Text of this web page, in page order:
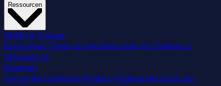
Ressourcen
DEMO & Training
Buche einen Termin für eine Demo oder ein Training zu
SEOcrawl AI.
Roadmap
Sieh dir die komplette Produkt-Roadmap für 2026 und